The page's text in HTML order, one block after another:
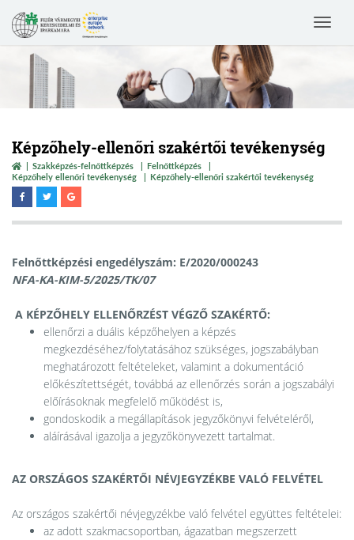
Toggle
Képzőhely-ellenőri szakértői tevékenység
Szakképzés-felnőttképzés
Felnőttképzés
Képzőhely ellenőri tevékenység
Képzőhely-ellenőri szakértői tevékenység
Felnőttképzési engedélyszám: E/2020/000243
NFA-KA-KIM-5/2025/TK/07
A KÉPZŐHELY ELLENŐRZÉST VÉGZŐ SZAKÉRTŐ:
ellenőrzi a duális képzőhelyen a képzés
megkezdéséhez/folytatásához szükséges, jogszabályban
meghatározott feltételeket, valamint a dokumentáció
előkészítettségét, továbbá az ellenőrzés során a jogszabályi
előírásoknak megfelelő működést is,
gondoskodik a megállapítások jegyzőkönyvi felvételéről,
aláírásával igazolja a jegyzőkönyvezett tartalmat.
AZ ORSZÁGOS SZAKÉRTŐI NÉVJEGYZÉKBE VALÓ FELVÉTEL
Az országos szakértői névjegyzékbe való felvétel együttes feltételei:
az adott szakmacsoportban, ágazatban megszerzett